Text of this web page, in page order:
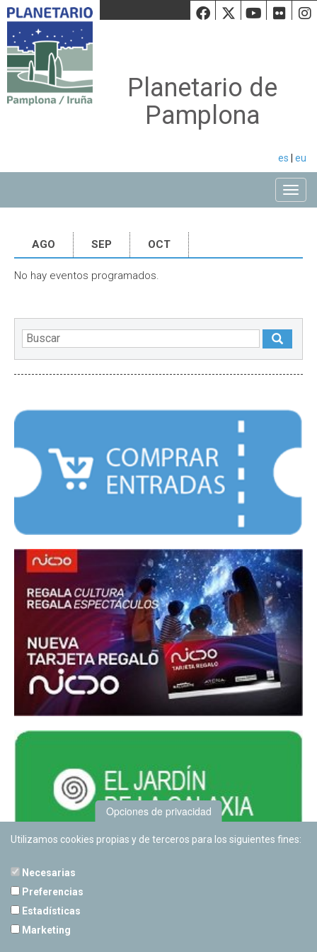
Facebook
Twiiter
Planetario de
Pamplona
es eu
AGO SEP OCT
No hay eventos programados.
Opciones de privacidad
Utilizamos cookies propias y de terceros para los siguientes fines:
Necesarias
Preferencias
Estadísticas
Marketing